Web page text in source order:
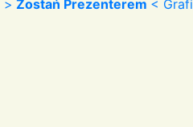
> Zostań Prezenterem <